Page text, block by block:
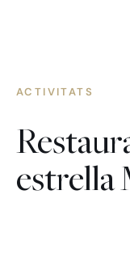
ACTIVITATS
estrella